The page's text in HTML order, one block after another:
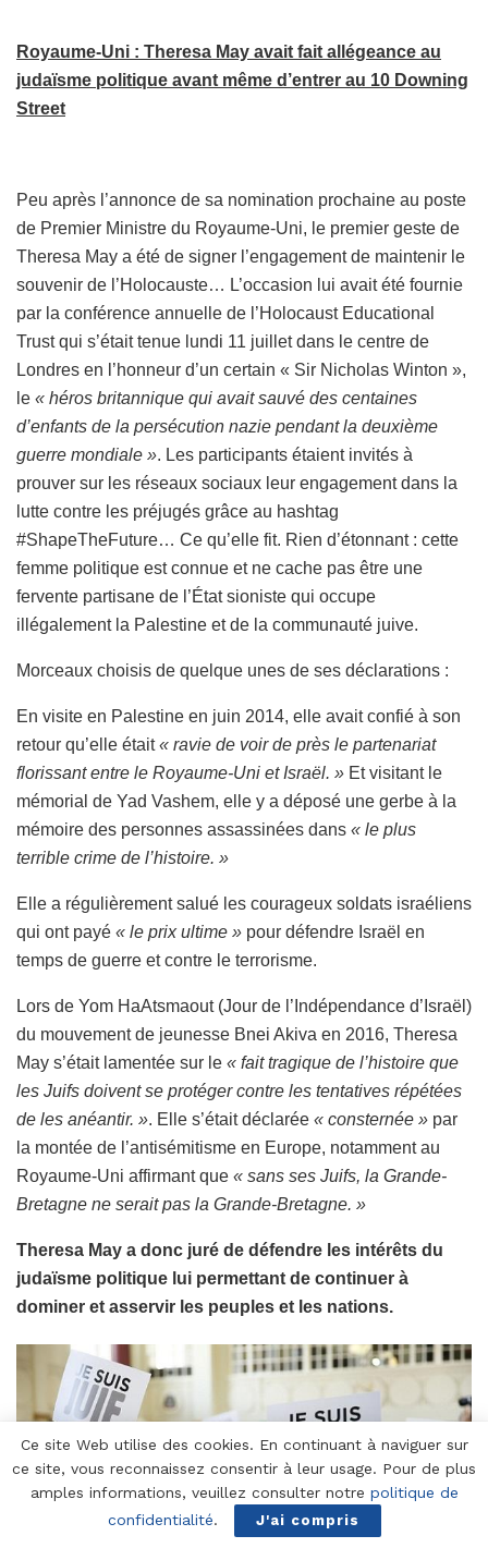
Royaume-Uni : Theresa May avait fait allégeance au
judaïsme politique avant même d’entrer au 10 Downing
Street
Peu après l’annonce de sa nomination prochaine au poste
de Premier Ministre du Royaume-Uni, le premier geste de
Theresa May a été de signer l’engagement de maintenir le
souvenir de l’Holocauste… L’occasion lui avait été fournie
par la conférence annuelle de l’Holocaust Educational
Trust qui s’était tenue lundi 11 juillet dans le centre de
Londres en l’honneur d’un certain « Sir Nicholas Winton »,
le « héros britannique qui avait sauvé des centaines
d’enfants de la persécution nazie pendant la deuxième
guerre mondiale ». Les participants étaient invités à
prouver sur les réseaux sociaux leur engagement dans la
lutte contre les préjugés grâce au hashtag
#ShapeTheFuture… Ce qu’elle fit. Rien d’étonnant : cette
femme politique est connue et ne cache pas être une
fervente partisane de l’État sioniste qui occupe
illégalement la Palestine et de la communauté juive.
Morceaux choisis de quelque unes de ses déclarations :
En visite en Palestine en juin 2014, elle avait confié à son
retour qu’elle était« ravie de voir de près le partenariat
florissant entre le Royaume-Uni et Israël. » Et visitant le
mémorial de Yad Vashem, elle y a déposé une gerbe à la
mémoire des personnes assassinées dans « le plus
terrible crime de l’histoire. »
Elle a régulièrement salué les courageux soldats israéliens
qui ont payé « le prix ultime » pour défendre Israël en
temps de guerre et contre le terrorisme.
Lors de Yom HaAtsmaout (Jour de l’Indépendance d’Israël)
du mouvement de jeunesse Bnei Akiva en 2016, Theresa
May s’était lamentée sur le « fait tragique de l’histoire que
les Juifs doivent se protéger contre les tentatives répétées
de les anéantir. ». Elle s’était déclarée « consternée » par
la montée de l’antisémitisme en Europe, notamment au
Royaume-Uni affirmant que « sans ses Juifs, la Grande-
Bretagne ne serait pas la Grande-Bretagne. »
Theresa May a donc juré de défendre les intérêts du
judaïsme politique lui permettant de continuer à
dominer et asservir les peuples et les nations.
Ce site Web utilise des cookies. En continuant à naviguer sur
ce site, vous reconnaissez consentir à leur usage. Pour de plus
amples informations, veuillez consulter notre politique de
confidentialité. J'ai compris